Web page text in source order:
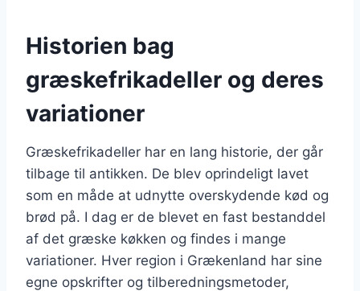
Historien bag
græskefrikadeller og deres
variationer
Græskefrikadeller har en lang historie, der går
tilbage til antikken. De blev oprindeligt lavet
som en måde at udnytte overskydende kød og
brød på. I dag er de blevet en fast bestanddel
af det græske køkken og findes i mange
variationer. Hver region i Grækenland har sine
egne opskrifter og tilberedningsmetoder,